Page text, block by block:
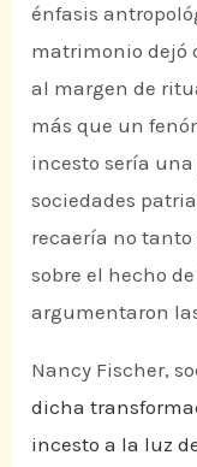
énfasis
matrimonio dejó
al margen de
más que un
incesto sería
sociedades
recaería no
sobre el hecho
argumentaron
Nancy Fischer,
dicha
incesto a la luz